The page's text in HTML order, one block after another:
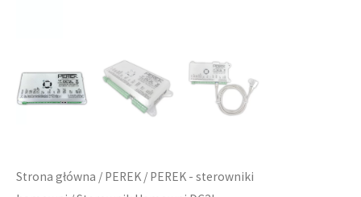
Strona główna / PEREK / PEREK - sterowniki